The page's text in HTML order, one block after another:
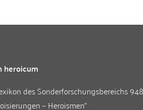
heroicum
desSonderforschungsbereichs 948
– Heroismen“